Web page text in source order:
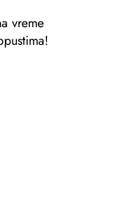
vreme